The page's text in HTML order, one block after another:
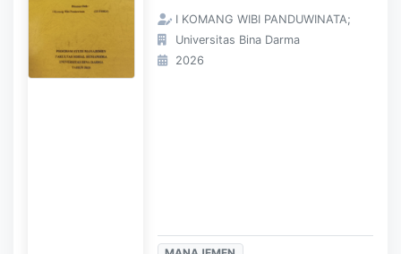
I KOMANG WIBI PANDUWINATA;
Universitas Bina Darma
2026